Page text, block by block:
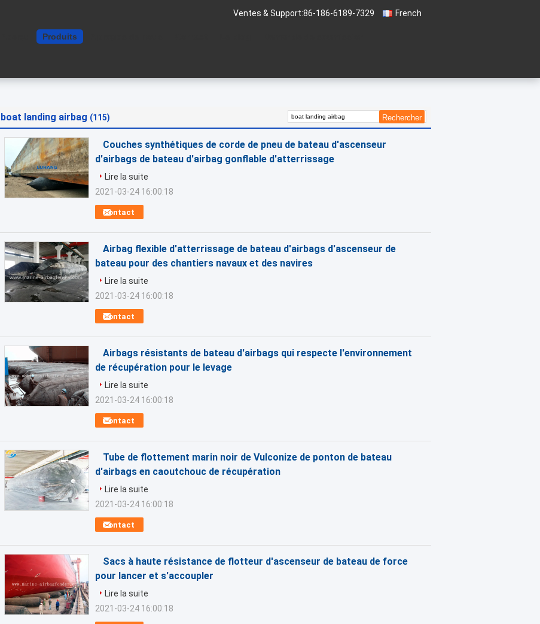
French
Ventes & Support:86-186-6189-7329
Produits
boat landing airbag (115)
Couches synthétiques de corde de pneu de bateau d'ascenseur
d'airbags de bateau d'airbag gonflable d'atterrissage
Contact
Lire la suite
2021-03-24 16:00:18
Airbag flexible d'atterrissage de bateau d'airbags d'ascenseur de
bateau pour des chantiers navaux et des navires
Contact
Lire la suite
2021-03-24 16:00:18
Airbags résistants de bateau d'airbags qui respecte l'environnement
de récupération pour le levage
Contact
Lire la suite
2021-03-24 16:00:18
Tube de flottement marin noir de Vulconize de ponton de bateau
d'airbags en caoutchouc de récupération
Contact
Lire la suite
2021-03-24 16:00:18
Sacs à haute résistance de flotteur d'ascenseur de bateau de force
pour lancer et s'accoupler
Lire la suite
2021-03-24 16:00:18